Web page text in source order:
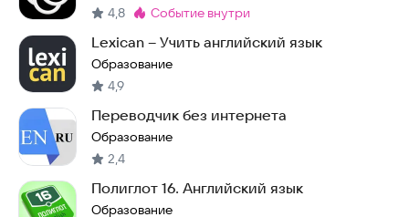
4,8 Метка:
событие внутри
Lexican – Учить английский язык
Образование
4,9
Переводчик без интернета
Образование
2,4
Полиглот 16. Английский язык
Образование